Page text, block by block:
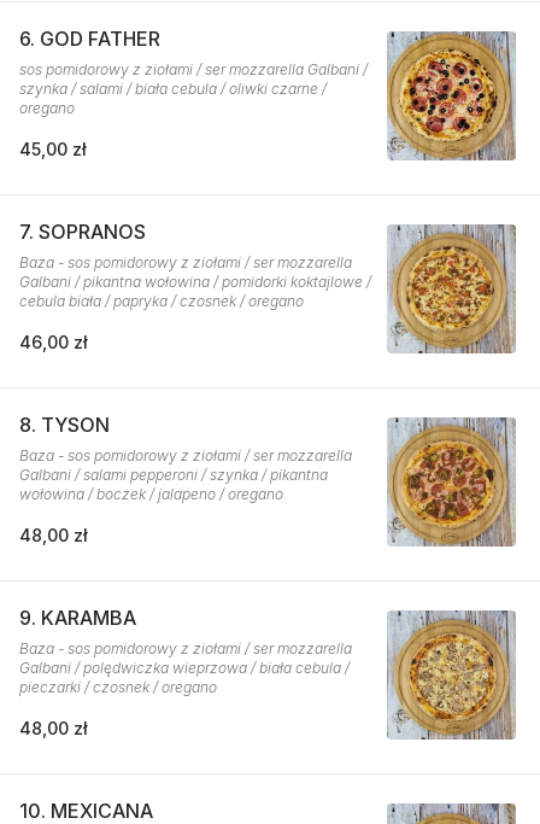
6. GOD FATHER
sos pomidorowy z ziołami / ser mozzarella Galbani /
szynka / salami / biała cebula / oliwki czarne /
oregano
45,00 zł
7. SOPRANOS
Baza - sos pomidorowy z ziołami / ser mozzarella
Galbani / pikantna wołowina / pomidorki koktajlowe /
cebula biała / papryka / czosnek / oregano
46,00 zł
8. TYSON
Baza - sos pomidorowy z ziołami / ser mozzarella
Galbani / salami pepperoni / szynka / pikantna
wołowina / boczek / jalapeno / oregano
48,00 zł
9. KARAMBA
Baza - sos pomidorowy z ziołami / ser mozzarella
Galbani / polędwiczka wieprzowa / biała cebula /
pieczarki / czosnek / oregano
48,00 zł
10. MEXICANA